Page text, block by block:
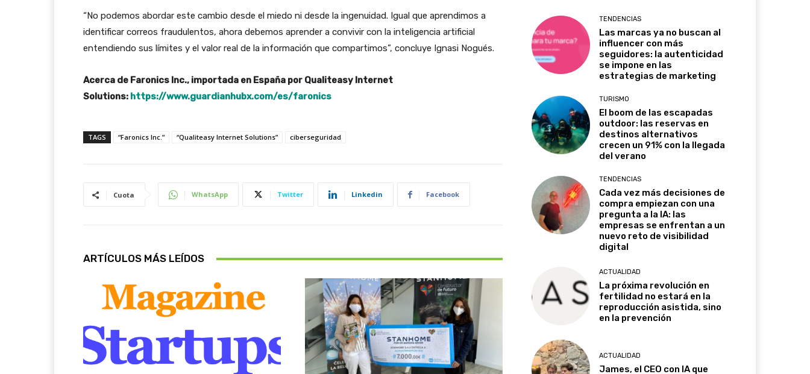
“No podemos abordar este cambio desde el miedo ni desde la ingenuidad. Igual que aprendimos a
identificar correos fraudulentos, ahora debemos aprender a convivir con la inteligencia artificial
entendiendo sus límites y el valor real de la información que compartimos”, concluye Ignasi Nogués.
Acerca de Faronics Inc., importada en España por Qualiteasy Internet
Solutions: https://www.guardianhubx.com/es/faronics
TAGS “Faronics Inc.” “Qualiteasy Internet Solutions” ciberseguridad
Cuota WhatsApp Twitter Linkedin Facebook
ARTÍCULOS MÁS LEÍDOS
TENDENCIAS
Las marcas ya no buscan al
influencer con más
seguidores: la autenticidad
se impone en las
estrategias de marketing
TURISMO
El boom de las escapadas
outdoor: las reservas en
destinos alternativos
crecen un 91% con la llegada
del verano
TENDENCIAS
Cada vez más decisiones de
compra empiezan con una
pregunta a la IA: las
empresas se enfrentan a un
nuevo reto de visibilidad
digital
ACTUALIDAD
La próxima revolución en
fertilidad no estará en la
reproducción asistida, sino
en la prevención
ACTUALIDAD
James, el CEO con IA que